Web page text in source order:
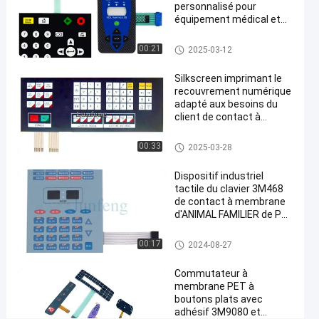
Contact à
membrane
d'ANIMAL
de
Pantone
#
membrane
tactile de
dôme
adhésif de
3M 467
#
commutateur
dôme en
métal de 3M
00:21
personnalisé pour
équipement médical et
Contact à membrane d'ANIMA
L FAMILIER
2025-03-12
00:33
Silkscreen imprimant le
recouvrement numérique
adapté aux besoins du
client de contact à
FAMILIER de conception
Contact à membrane d'ANIMA
L FAMILIER
2025-03-28
00:17
Dispositif industriel
tactile du clavier 3M468
de contact à membrane
d'ANIMAL FAMILIER de PC
Contact à membrane d'ANIMA
L FAMILIER
2024-08-27
Commutateur à
membrane PET à
boutons plats avec
adhésif 3M9080 et